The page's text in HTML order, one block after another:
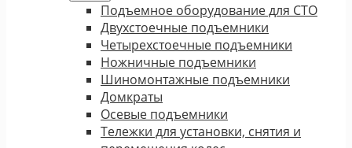
Подъемное оборудование для СТО
Двухстоечные подъемники
Четырехстоечные подъемники
Ножничные подъемники
Шиномонтажные подъемники
Домкраты
Осевые подъемники
Тележки для установки, снятия и